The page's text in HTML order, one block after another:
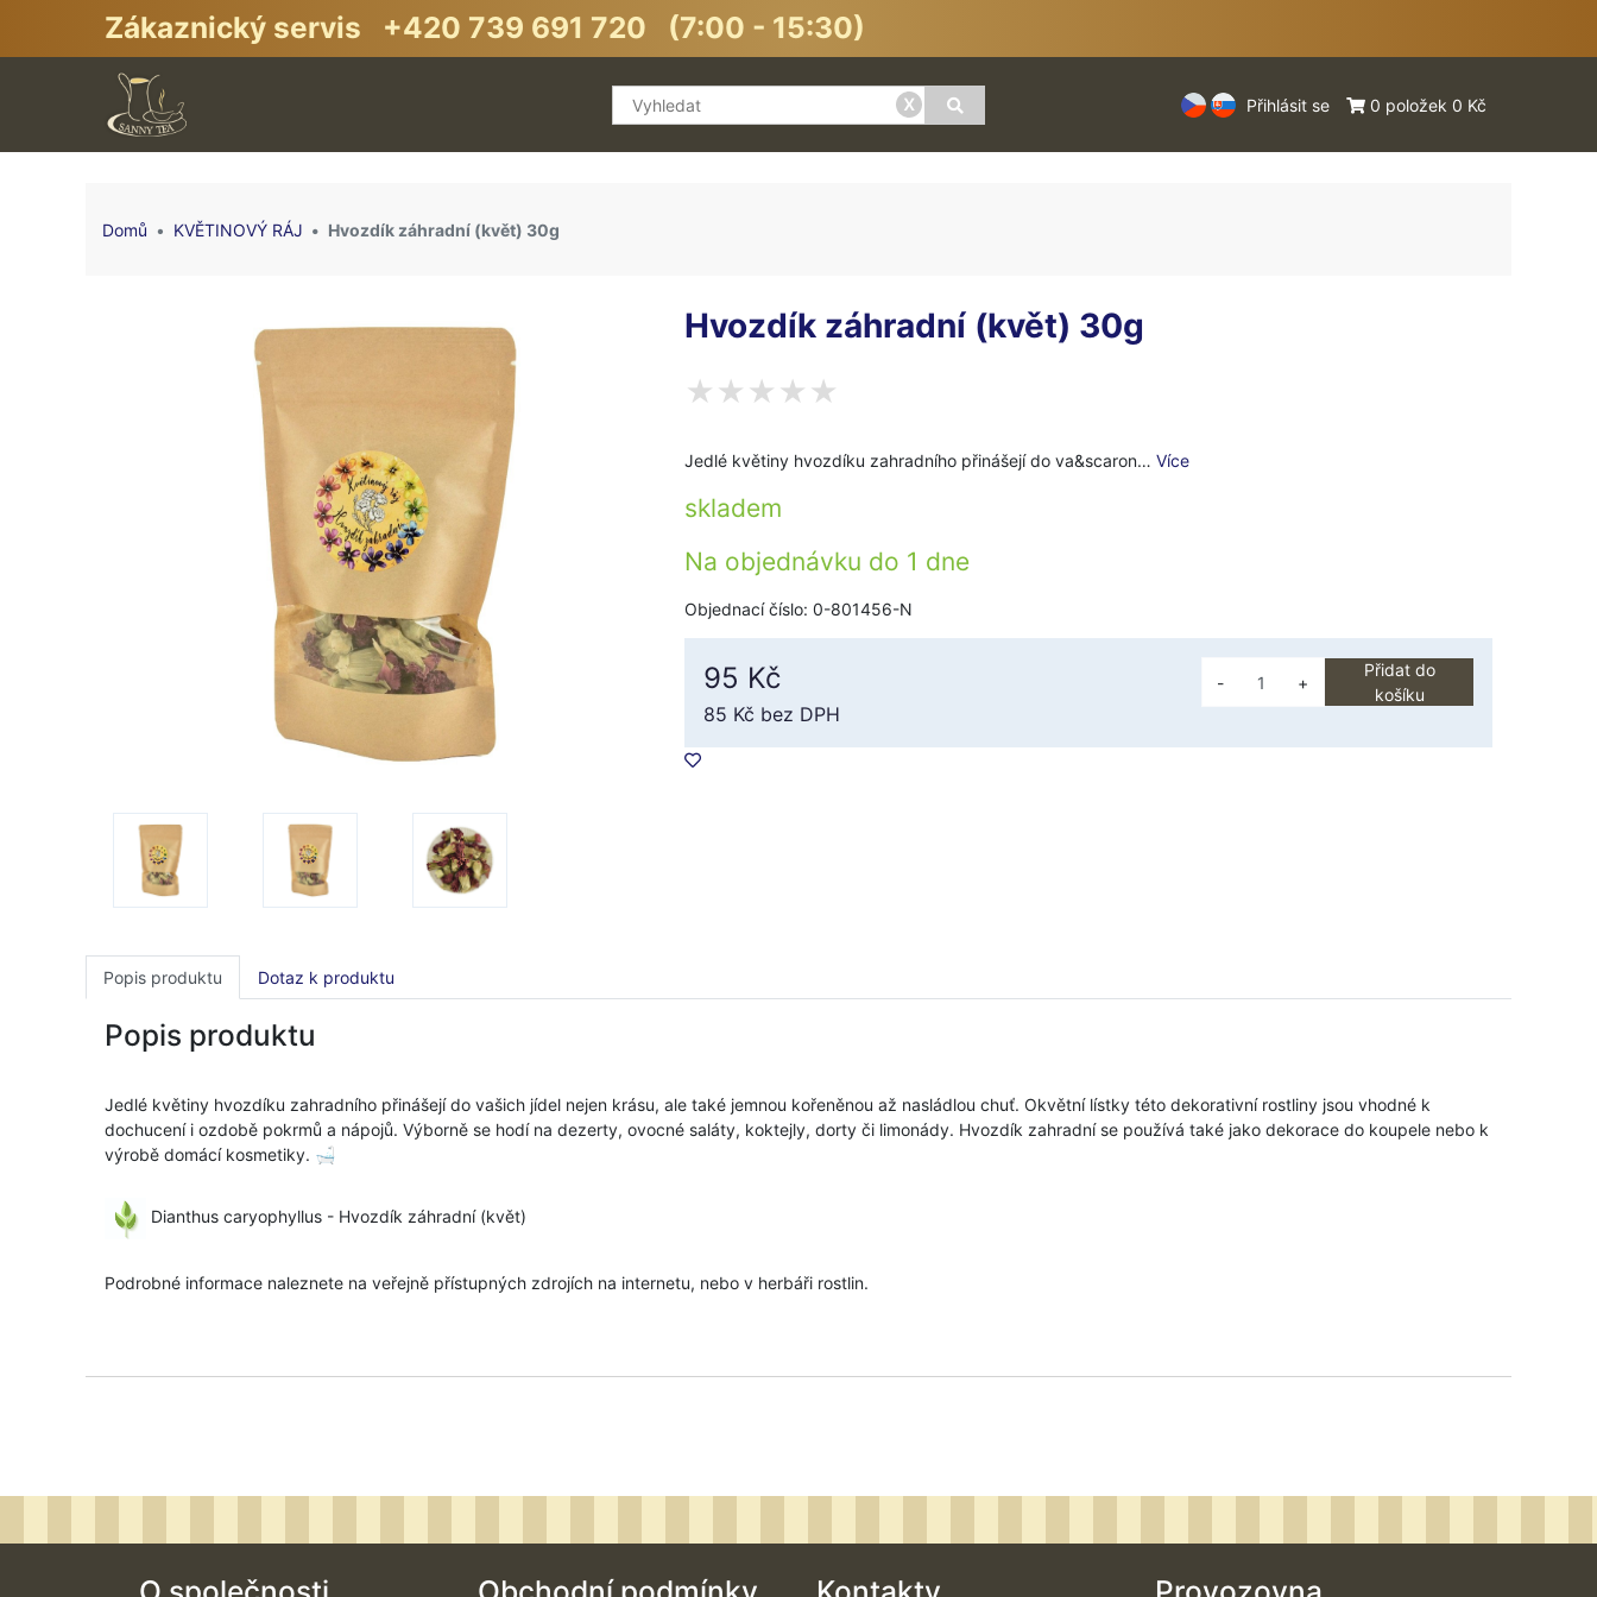
Zákaznický servis +420 739 691 720 (7:00 - 15:30)
x Přihlásit se 0 položek 0 Kč
Domů KVĚTINOVÝ RÁJ Hvozdík záhradní (květ) 30g
Hvozdík záhradní (květ) 30g
Jedlé květiny hvozdíku zahradního přinášejí do va&scaron… Více
skladem
Na objednávku do 1 dne
Objednací číslo: 0-801456-N
95 Kč
85 Kč bez DPH
- +
Přidat do
košíku
Popis produktu Dotaz k produktu
Popis produktu
Jedlé květiny hvozdíku zahradního přinášejí do vašich jídel nejen krásu, ale také jemnou kořeněnou až nasládlou chuť. Okvětní lístky této dekorativní rostliny jsou vhodné k
dochucení i ozdobě pokrmů a nápojů. Výborně se hodí na dezerty, ovocné saláty, koktejly, dorty či limonády. Hvozdík zahradní se používá také jako dekorace do koupele nebo k
výrobě domácí kosmetiky. 🛁
Dianthus caryophyllus - Hvozdík záhradní (květ)
Podrobné informace naleznete na veřejně přístupných zdrojích na internetu, nebo v herbáři rostlin.